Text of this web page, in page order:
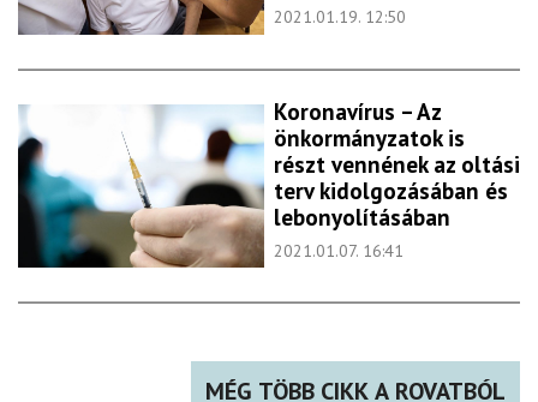
2021.01.19. 12:50
Koronavírus – Az
önkormányzatok is
részt vennének az oltási
terv kidolgozásában és
lebonyolításában
2021.01.07. 16:41
MÉG TÖBB CIKK A ROVATBÓL